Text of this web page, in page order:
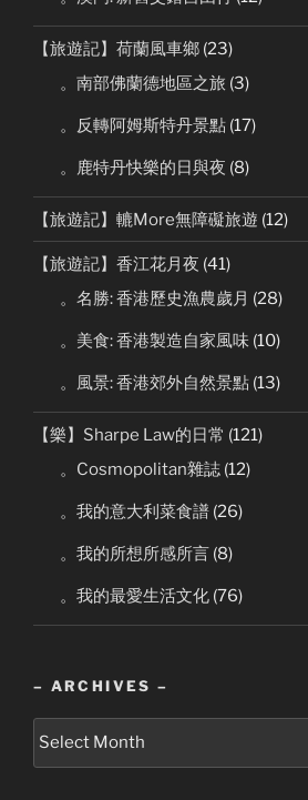
【旅遊記】荷蘭風車鄉 (23)
。南部佛蘭德地區之旅 (3)
。反轉阿姆斯特丹景點 (17)
。鹿特丹快樂的日與夜 (8)
【旅遊記】轆More無障礙旅遊 (12)
【旅遊記】香江花月夜 (41)
。名勝: 香港歷史漁農歲月 (28)
。美食: 香港製造自家風味 (10)
。風景: 香港郊外自然景點 (13)
【樂】Sharpe Law的日常 (121)
。Cosmopolitan雜誌 (12)
。我的意大利菜食譜 (26)
。我的所想所感所言 (8)
。我的最愛生活文化 (76)
– ARCHIVES –